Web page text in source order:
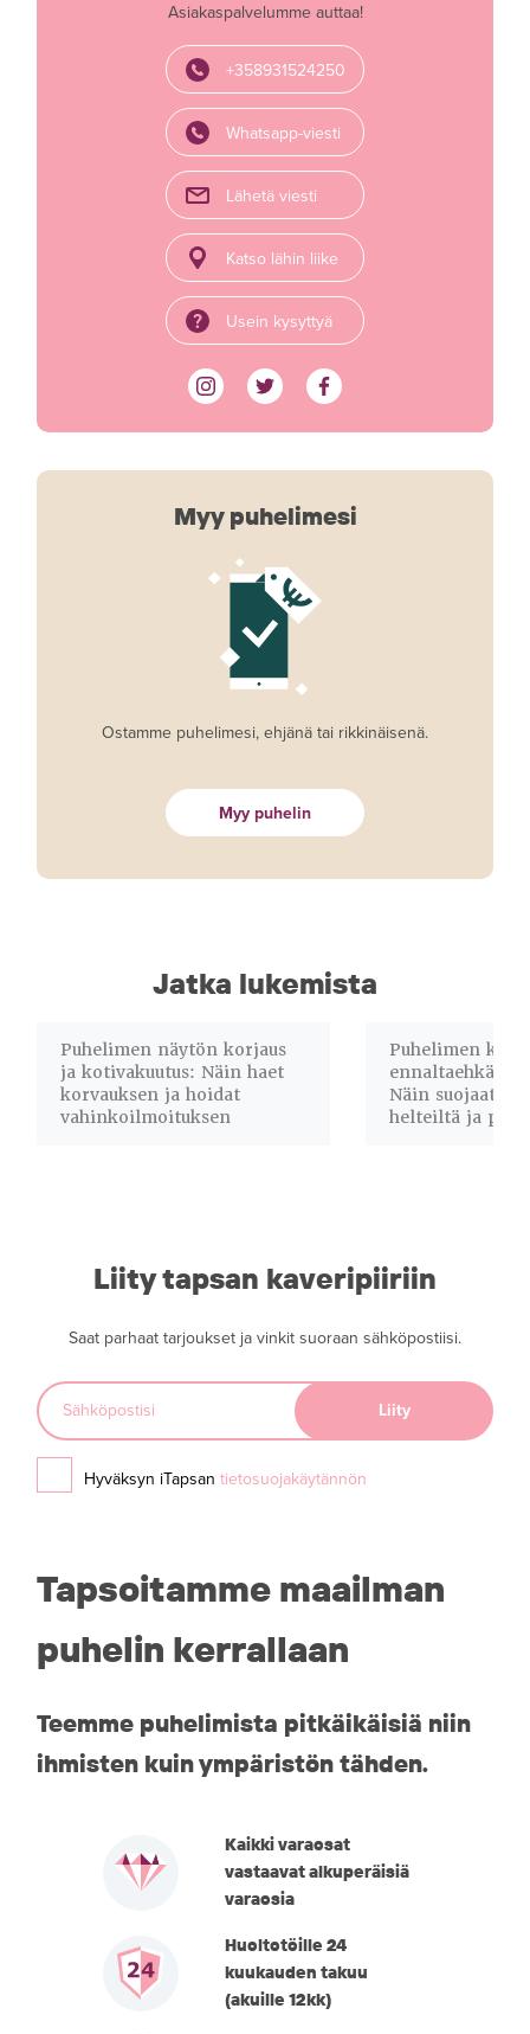
Asiakaspalvelumme auttaa!
+358931524250
Whatsapp-viesti
Lähetä viesti
Katso lähin liike
Usein kysyttyä
Myy puhelimesi
Ostamme puhelimesi, ehjänä tai rikkinäisenä.
Myy puhelin
Jatka lukemista
Puhelimen näytön korjaus
ja kotivakuutus: Näin haet
korvauksen ja hoidat
vahinkoilmoituksen
Puhelimen
Näin suojaat
helteiltä ja
Liity tapsan kaveripiiriin
Saat parhaat tarjoukset ja vinkit suoraan sähköpostiisi.
Hyväksyn iTapsan tietosuojakäytännön
Tapsoitamme maailman
puhelin kerrallaan
Teemme puhelimista pitkäikäisiä niin
ihmisten kuin ympäristön tähden.
Kaikki varaosat
vastaavat alkuperäisiä
varaosia
Huoltotöille 24
kuukauden takuu
(akuille 12kk)